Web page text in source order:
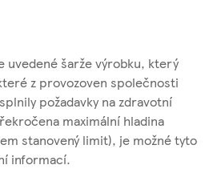
uvedené šarže výrobku, který
z provozoven společnosti
požadavky na zdravotní
maximální hladina
stanovený limit), je možné tyto
informací.